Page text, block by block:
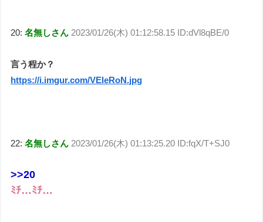
20:名無しさん 2023/01/26(木) 01:12:58.15 ID:dVl8qBE/0
言う程か？
https://i.imgur.com/VEleRoN.jpg
22:名無しさん 2023/01/26(木) 01:13:25.20 ID:fqX/T+SJ0
>>20
ﾐﾁ…ﾐﾁ…